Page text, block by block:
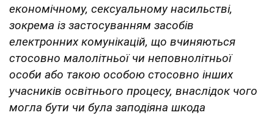
економічному, сексуальному насильстві,
зокрема із застосуванням засобів
електронних комунікацій, що вчиняються
стосовно малолітньої чи неповнолітньої
особи або такою особою стосовно інших
учасників освітнього процесу, внаслідок чого
могла бути чи була заподіяна шкода